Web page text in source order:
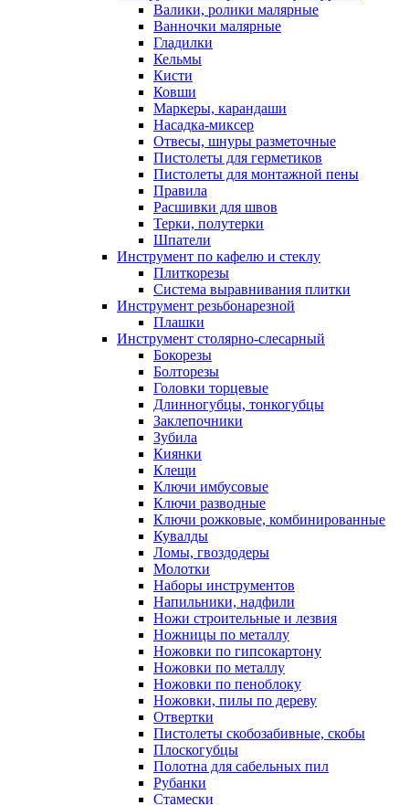
Валики, ролики малярные
Ванночки малярные
Гладилки
Кельмы
Кисти
Ковши
Маркеры, карандаши
Насадка-миксер
Отвесы, шнуры разметочные
Пистолеты для герметиков
Пистолеты для монтажной пены
Правила
Расшивки для швов
Терки, полутерки
Шпатели
Инструмент по кафелю и стеклу
Плиткорезы
Система выравнивания плитки
Инструмент резьбонарезной
Плашки
Инструмент столярно-слесарный
Бокорезы
Болторезы
Головки торцевые
Длинногубцы, тонкогубцы
Заклепочники
Зубила
Киянки
Клещи
Ключи имбусовые
Ключи разводные
Ключи рожковые, комбинированные
Кувалды
Ломы, гвоздодеры
Молотки
Наборы инструментов
Напильники, надфили
Ножи строительные и лезвия
Ножницы по металлу
Ножовки по гипсокартону
Ножовки по металлу
Ножовки по пеноблоку
Ножовки, пилы по дереву
Отвертки
Пистолеты скобозабивные, скобы
Плоскогубцы
Полотна для сабельных пил
Рубанки
Стамески